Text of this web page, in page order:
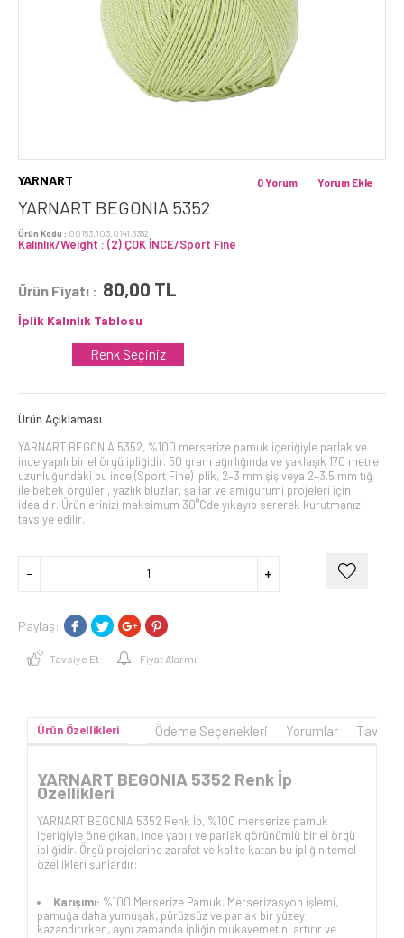
YARNART
YARNART BEGONIA 5352
Ürün Kodu : 00153.103.0141.5352
Kalınlık/Weight : (2) ÇOK İNCE/Sport Fine
Yorum Ekle
0 Yorum
Ürün Fiyatı : 80,00 TL
İplik Kalınlık Tablosu
Renk Seçiniz
Ürün Açıklaması
YARNART BEGONIA 5352, %100 merserize pamuk içeriğiyle parlak ve
ince yapılı bir el örgü ipliğidir. 50 gram ağırlığında ve yaklaşık 170 metre
uzunluğundaki bu ince (Sport Fine) iplik, 2–3 mm şiş veya 2–3.5 mm tığ
ile bebek örgüleri, yazlık bluzlar, şallar ve amigurumi projeleri için
idealdir. Ürünlerinizi maksimum 30°C'de yıkayıp sererek kurutmanız
tavsiye edilir.
Paylaş:
Tavsiye Et Fiyat Alarmı
Ürün Özellikleri Ödeme Seçenekleri Yorumlar
YARNART BEGONIA 5352 Renk İp
Özellikleri
YARNART BEGONIA 5352 Renk İp, %100 merserize pamuk
içeriğiyle öne çıkan, ince yapılı ve parlak görünümlü bir el örgü
ipliğidir. Örgü projelerine zarafet ve kalite katan bu ipliğin temel
özellikleri şunlardır:
Karışımı: %100 Merserize Pamuk. Merserizasyon işlemi,
pamuğa daha yumuşak, pürüzsüz ve parlak bir yüzey
kazandırırken, aynı zamanda ipliğin mukavemetini artırır ve